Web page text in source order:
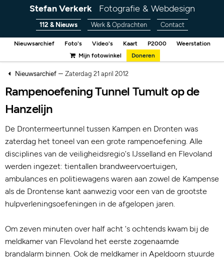
Stefan Verkerk Fotografie & Webdesign
112 & Nieuws Werk & Opdrachten Contact
Nieuwsarchief Foto's Video's Kaart P2000
Weerstation
Mijn fotowinkel
Doneren
Nieuwsarchief– Zaterdag 21 april 2012
Rampenoefening Tunnel Tumult op de
Hanzelijn
De Drontermeertunnel tussen Kampen en Dronten was
zaterdag het toneel van een grote rampenoefening. Alle
disciplines van de veiligheidsregio's IJsselland en Flevoland
werden ingezet: tientallen brandweervoertuigen,
ambulances en politiewagens waren aan zowel de Kampense
als de Drontense kant aanwezig voor een van de grootste
hulpverleningsoefeningen in de afgelopen jaren.
Om zeven minuten over half acht 's ochtends kwam bij de
meldkamer van Flevoland het eerste zogenaamde
brandalarm binnen. Ook de meldkamer in Apeldoorn stuurde